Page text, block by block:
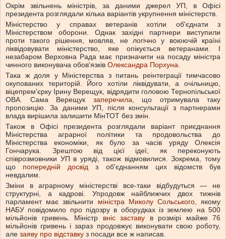
Окрім звільнень міністрів, за даними джерел УП, в Офісі
президента розглядали кілька варіантів укрупнення міністерств.
Міністерство у справах ветеранів хотіли об'єднати з
Міністерством оборони. Однак західні партнери виступили
проти такого рішення, мовляв, не логічно у воюючій країні
ліквідовувати міністерство, яке опікується ветеранами. І
незабаром Верховна Рада має призначити на посаду міністра
чинного виконувача обов'язків Олександра Порхуна.
Така ж доля у Міністерства з питань реінтеграції тимчасово
окупованих територій. Його хотіли ліквідувати, а очільницю,
віцепрем'єрку Ірину Верещук, відрядити головою Тернопільської
ОВА. Сама Верещук заперечила, що отримувала таку
пропозицію. За даними УП, після консультації з партнерами
влада вирішила залишити МінТОТ без змін.
Також в Офісі президента розглядали варіант приєднання
Міністерства аграрної політики та продовольства до
Міністерства економіки, як було за часів уряду Олексія
Гончарука. Зрештою від цієї ідеї, як переконують
співрозмовники УП в уряді, також відмовилися. Зокрема, тому
що попередній досвід з об'єднанням цих відомств був
невдалим.
Зміни в аграрному міністерстві все-таки відбудуться — не
структурні, а кадрові. Упродовж найближчих двох тижнів
парламент має звільнити міністра Миколу Сольського, якому
НАБУ повідомило про підозру в оборудках із землею на 500
мільйонів гривень. Міністр вніс заставу в розмірі майже 76
мільйонів гривень і зараз продовжує виконувати свою роботу,
але заяву про відставку з посади все ж написав.